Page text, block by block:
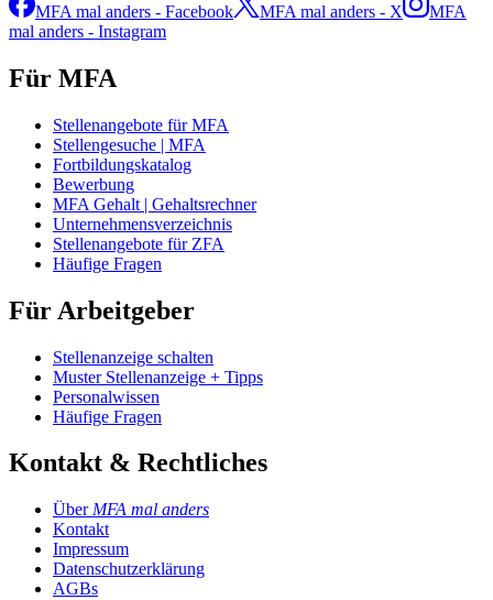
MFA mal anders - Facebook MFA mal anders - X
MFA
mal anders - Instagram
Für MFA
Stellenangebote für MFA
Stellengesuche | MFA
Fortbildungskatalog
Bewerbung
MFA Gehalt | Gehaltsrechner
Unternehmensverzeichnis
Stellenangebote für ZFA
Häufige Fragen
Für Arbeitgeber
Stellenanzeige schalten
Muster Stellenanzeige + Tipps
Personalwissen
Häufige Fragen
Kontakt & Rechtliches
Über MFA mal anders
Kontakt
Impressum
Datenschutzerklärung
AGBs